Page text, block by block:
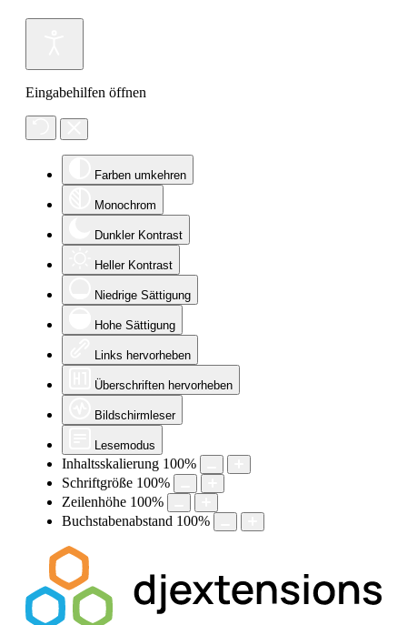
Eingabehilfen öffnen
Farben umkehren
Monochrom
Dunkler Kontrast
Heller Kontrast
Niedrige Sättigung
Hohe Sättigung
Links hervorheben
Überschriften hervorheben
Bildschirmleser
Lesemodus
Inhaltsskalierung 100%
Schriftgröße 100%
Zeilenhöhe 100%
Buchstabenabstand 100%